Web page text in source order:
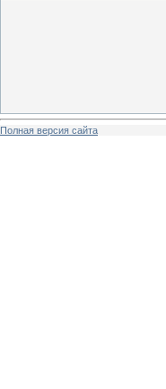
Полная версия сайта